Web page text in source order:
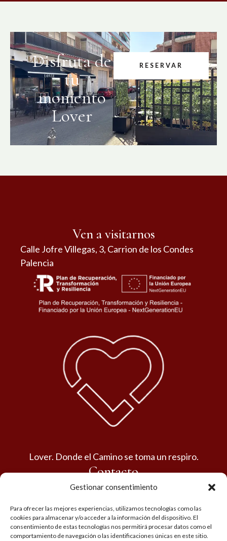
Gestionar consentimiento
Para ofrecer las mejores experiencias, utilizamos tecnologías como las
cookies para almacenar y/o acceder a la información del dispositivo. El
consentimiento de estas tecnologías nos permitirá procesar datos como el
comportamiento de navegación o las identificaciones únicas en este sitio.
Disfruta de
tu
momento
Lover
RESERVAR
Ven a visitarnos
Calle Jofre Villegas, 3, Carrion de los Condes
Palencia
Lover. Donde el Camino se toma un respiro.
Contacto
Reservas: +34 615 360 954
Colabs: barlover.carrion@gmail.com
Redes: @cafebarlover